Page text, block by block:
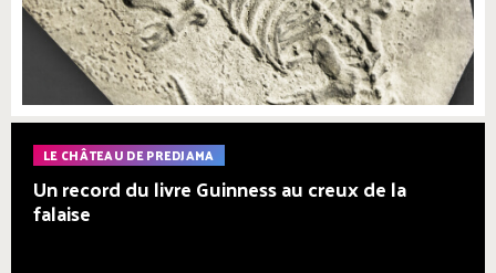
LE CHÂTEAU DE PREDJAMA
Un record du livre Guinness au creux de la
falaise